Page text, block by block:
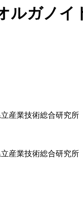
ルガノイ
産業技術総合研究所
産業技術総合研究所